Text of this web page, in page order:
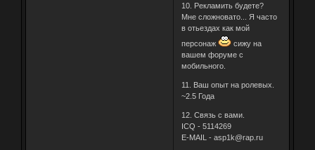
10. Рекламить будете?
Мне сложновато... Я часто
в отьездах как мой
персонаж
сижу на
вашем форуме с
мобильного.
11. Ваш опыт на ролевых.
~2.5 Года
12. Связь с вами.
ICQ - 5114269
E-MAIL - asp1k@rap.ru